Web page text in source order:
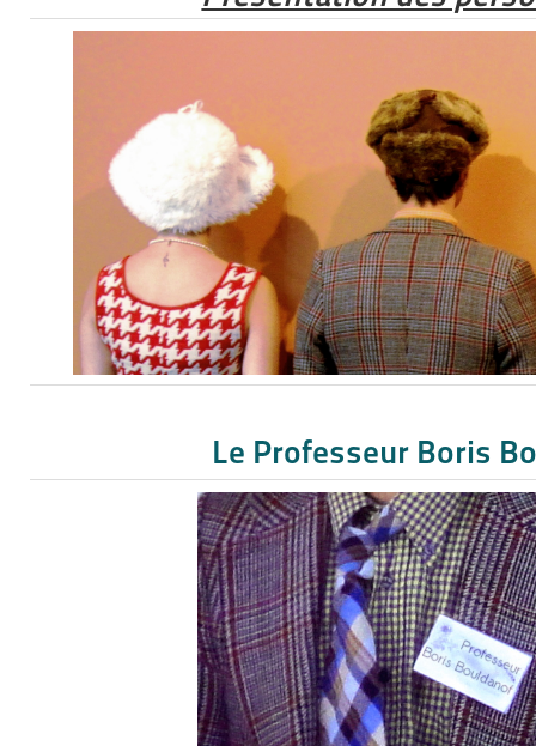
Le Professeur Boris